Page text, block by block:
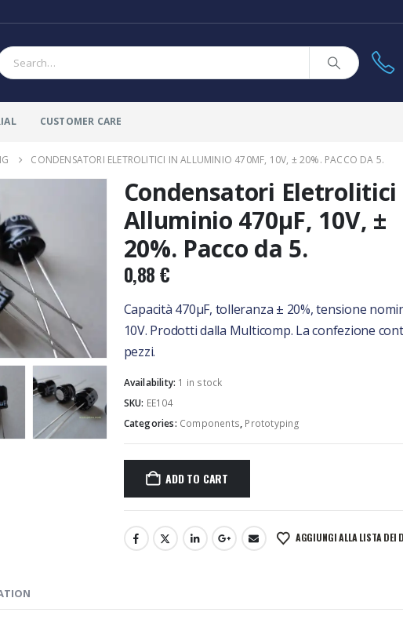
CUSTOMER CARE
CONDENSATORI ELETROLITICI IN ALLUMINIO 470ΜF, 10V, ± 20%. PACCO DA 5.
Condensatori Eletrolitici
Alluminio 470µF, 10V, ±
20%. Pacco da 5.
0,88€
Capacità 470µF, tolleranza ± 20%, tensione
10V. Prodotti dalla Multicomp. La confezione
pezzi.
Availability: 1 in stock
SKU: EE104
Categories: Components, Prototyping
ADD TO CART
AGGIUNGI ALLA LISTA DEI